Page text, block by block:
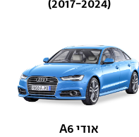
(2017-2024)
אודי A6